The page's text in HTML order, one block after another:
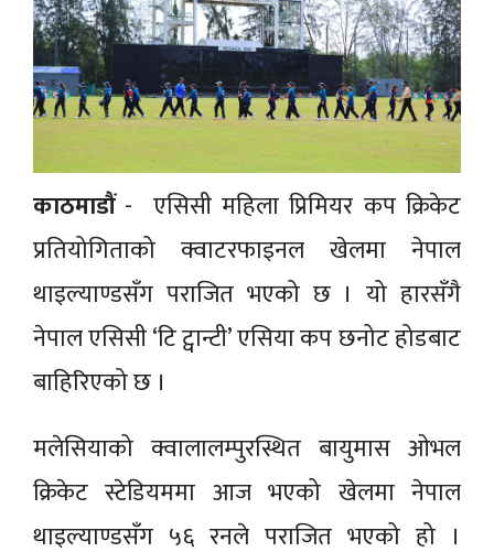
काठमाडौं- एसिसी महिला प्रिमियर कप क्रिकेट
प्रतियोगिताको क्वाटरफाइनल खेलमा नेपाल
थाइल्याण्डसँग पराजित भएको छ । यो हारसँगै
नेपाल एसिसी ‘टि ट्वान्टी’ एसिया कप छनोट होडबाट
बाहिरिएको छ ।
मलेसियाको क्वालालम्पुरस्थित बायुमास ओभल
क्रिकेट स्टेडियममा आज भएको खेलमा नेपाल
थाइल्याण्डसँग ५६ रनले पराजित भएको हो ।